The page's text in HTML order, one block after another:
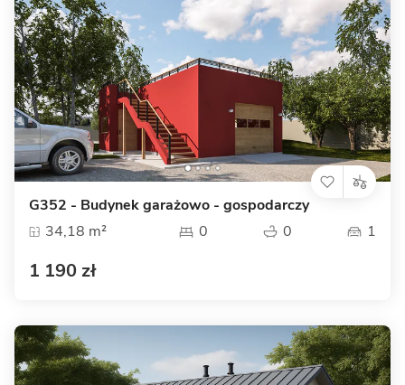
G352 - Budynek garażowo - gospodarczy
34,18 m²
0 0 1
1 190 zł